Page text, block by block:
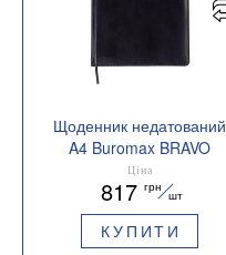
Щоденник недатований
A4 Buromax BRAVO
BM.20970
Ціна
817 грн
шт
КУПИТИ